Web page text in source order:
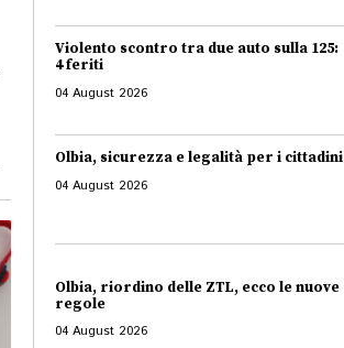
Violento scontro tra due auto sulla 125:
4 feriti
04 August 2026
Olbia, sicurezza e legalità per i cittadini
04 August 2026
Olbia, riordino delle ZTL, ecco le nuove
regole
04 August 2026